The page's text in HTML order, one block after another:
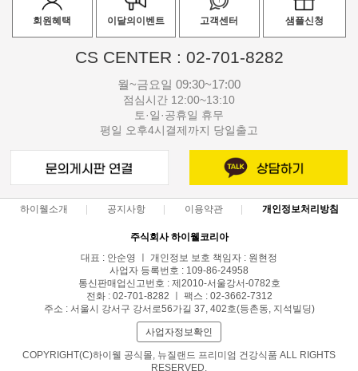
회원혜택 이달의이벤트 고객센터 샘플신청
CS CENTER : 02-701-8282
월~금요일 09:30~17:00
점심시간 12:00~13:10
토·일·공휴일 휴무
평일 오후4시결제까지 당일출고
하이웰소개 공지사항 이용약관 개인정보처리방침
주식회사 하이웰코리아
대표 : 안순영 ㅣ 개인정보 보호 책임자 : 원현정
사업자 등록번호 : 109-86-24958
통신판매업신고번호 : 제2010-서울강서-0782호
전화 : 02-701-8282 ㅣ 팩스 : 02-3662-7312
주소 : 서울시 강서구 강서로56가길 37, 402호(등촌동, 지석빌딩)
사업자정보확인
COPYRIGHT(C)하이웰 공식몰, 뉴질랜드 프리미엄 건강식품 ALL RIGHTS
RESERVED.